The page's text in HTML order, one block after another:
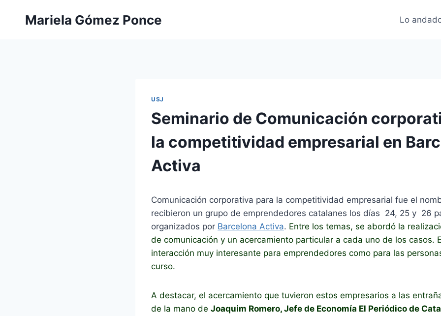
Mariela Gómez Ponce Lo
USJ
Seminario de Comunicación
la competitividad empresarial en
Activa
Comunicación corporativa para la competitividad empresarial fue el
recibieron un grupo de emprendedores catalanes los días 24, 25 y 26
organizados por Barcelona Activa. Entre los temas, se abordó la
de comunicación y un acercamiento particular a cada uno de los casos.
interacción muy interesante para emprendedores como para las
curso.
A destacar, el acercamiento que tuvieron estos empresarios a las
de la mano de Joaquim Romero, Jefe de Economía El Periódico de